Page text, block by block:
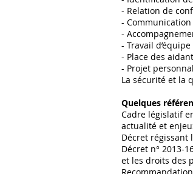
- Relation de
- Communication
-
- Travail d’équipe
- Place des
- Projet
La sécurité et la
Quelques
Cadre législatif
actualité et
Décret régissant
Décret n° 2013-
et les droits des